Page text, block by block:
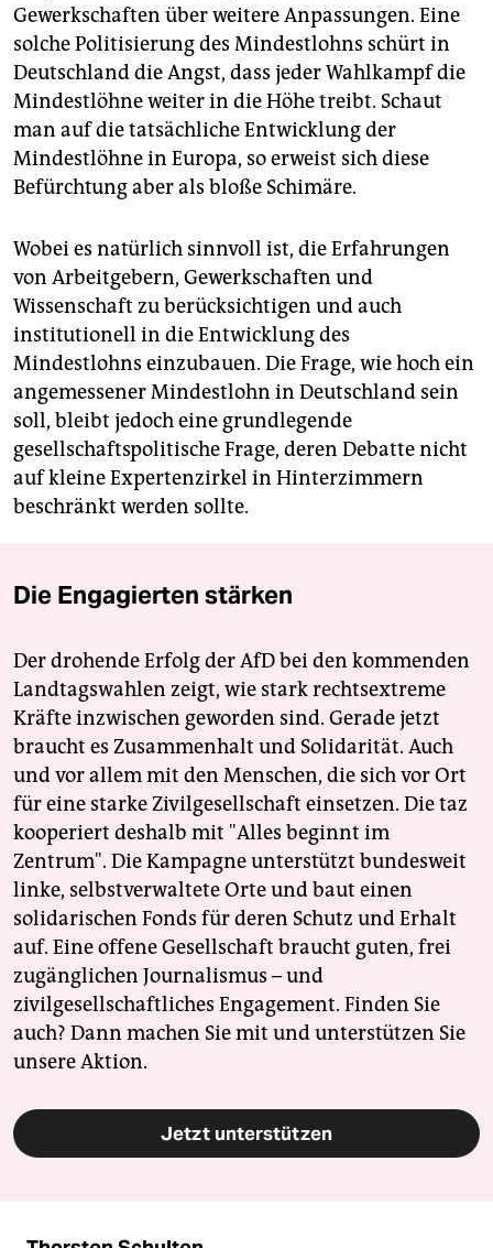
Gewerkschaften über weitere Anpassungen. Eine
solche Politisierung des Mindestlohns schürt in
Deutschland die Angst, dass jeder Wahlkampf die
Mindestlöhne weiter in die Höhe treibt. Schaut
man auf die tatsächliche Entwicklung der
Mindestlöhne in Europa, so erweist sich diese
Befürchtung aber als bloße Schimäre.
Wobei es natürlich sinnvoll ist, die Erfahrungen
von Arbeitgebern, Gewerkschaften und
Wissenschaft zu berücksichtigen und auch
institutionell in die Entwicklung des
Mindestlohns einzubauen. Die Frage, wie hoch ein
angemessener Mindestlohn in Deutschland sein
soll, bleibt jedoch eine grundlegende
gesellschaftspolitische Frage, deren Debatte nicht
auf kleine Expertenzirkel in Hinterzimmern
beschränkt werden sollte.
Die Engagierten stärken
Der drohende Erfolg der AfD bei den kommenden
Landtagswahlen zeigt, wie stark rechtsextreme
Kräfte inzwischen geworden sind. Gerade jetzt
braucht es Zusammenhalt und Solidarität. Auch
und vor allem mit den Menschen, die sich vor Ort
für eine starke Zivilgesellschaft einsetzen. Die taz
kooperiert deshalb mit "Alles beginnt im
Zentrum". Die Kampagne unterstützt bundesweit
linke, selbstverwaltete Orte und baut einen
solidarischen Fonds für deren Schutz und Erhalt
auf. Eine offene Gesellschaft braucht guten, frei
zugänglichen Journalismus – und
zivilgesellschaftliches Engagement. Finden Sie
auch? Dann machen Sie mit und unterstützen Sie
unsere Aktion.
Jetzt unterstützen